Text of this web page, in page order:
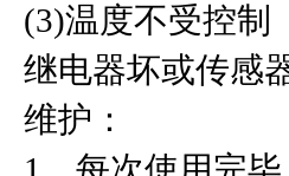
(3)温度不受控制
继电器坏或传感
维护：